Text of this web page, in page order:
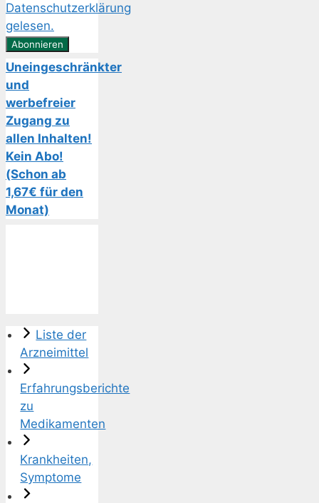
Datenschutzerklärung
gelesen.
Uneingeschränkter
und
werbefreier
Zugang zu
allen Inhalten!
Kein Abo!
(Schon ab
1,67€ für den
Monat)
Liste der
Arzneimittel
Erfahrungsberichte
zu
Medikamenten
Krankheiten,
Symptome